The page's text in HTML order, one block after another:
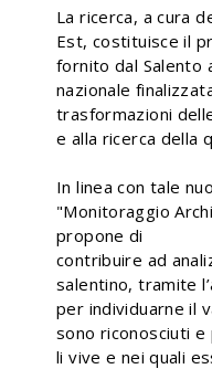
La ricerca, a cura
Est, costituisce il
fornito dal Salento
nazionale
trasformazioni
e alla ricerca della
In linea con tale
"Monitoraggio
propone di
contribuire ad
salentino, tramite
per individuarne il
sono riconosciuti e
li vive e nei quali